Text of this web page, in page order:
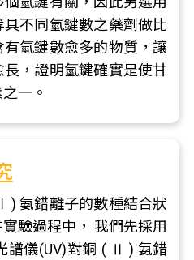
不同氫鍵數之藥劑做比
氫鍵數愈多的物質，讓
，證明氫鍵確實是使甘
一。
) 氨錯離子的數種結合狀
驗過程中， 我們先採用
譜儀(UV)對銅 ( Ⅱ ) 氨錯